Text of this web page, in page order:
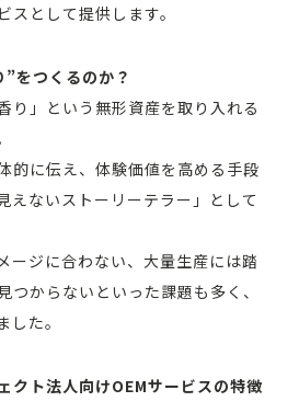
スとして提供します。
をつくるのか？
り」という無形資産を取り入れる
的に伝え、体験価値を高める手段
えないストーリーテラー」として
ージに合わない、大量生産には踏
つからないといった課題も多く、
た。
クト法人向けOEMサービスの特徴